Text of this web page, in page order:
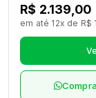
R$ 2.139,00
em até 12x de R$